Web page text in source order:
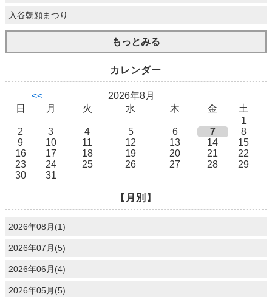
入谷朝顔まつり
もっとみる
カレンダー
<<
2026年8月
日
月 火 水 木 金
土
1
2
3 4 5 6 7
8
9
10 11 12 13 14
15
16
17 18 19 20 21
22
23
24 25 26 27 28
29
30
31
【月別】
2026年08月(1)
2026年07月(5)
2026年06月(4)
2026年05月(5)